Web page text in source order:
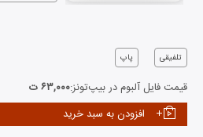
تلفیقی پاپ
قیمت فایل آلبوم در بیپ‌تونز:۶۳,۰۰۰ ت
افزودن به سبد خرید